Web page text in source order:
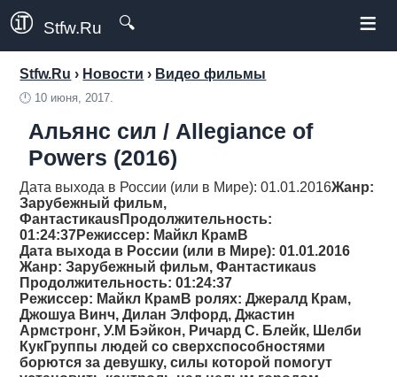
Stfw.Ru 🔍 ≡
Stfw.Ru › Новости › Видео фильмы
🕛 10 июня, 2017.
Альянс сил / Allegiance of
Powers (2016)
Дата выхода в России (или в Мире): 01.01.2016Жанр:
Зарубежный фильм,
ФантастикаusПродолжительность:
01:24:37Режиссер: Майкл КрамВ
Дата выхода в России (или в Мире): 01.01.2016
Жанр: Зарубежный фильм, Фантастикаus
Продолжительность: 01:24:37
Режиссер: Майкл КрамВ ролях: Джералд Крам,
Джошуа Винч, Дилан Элфорд, Джастин
Армстронг, У.М Бэйкон, Ричард С. Блейк, Шелби
КукГруппы людей со сверхспособностями
борются за девушку, силы которой помогут